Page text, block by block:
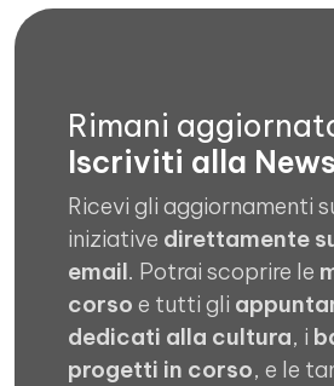
Rimani
Iscriviti alla
Ricevi gli aggiornamenti
iniziative direttamente
email. Potrai scoprire le
corso e tutti gli
dedicati alla cultura, i
progetti in corso, e le